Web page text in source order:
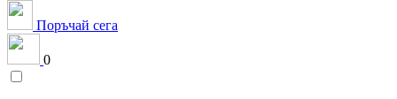
Поръчай сега
0